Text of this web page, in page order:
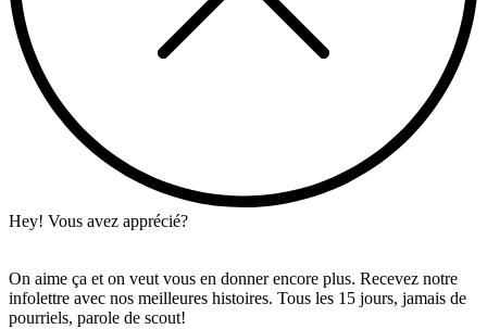
Hey! Vous avez apprécié?
On aime ça et on veut vous en donner encore plus. Recevez notre
infolettre avec nos meilleures histoires. Tous les 15 jours, jamais de
pourriels, parole de scout!